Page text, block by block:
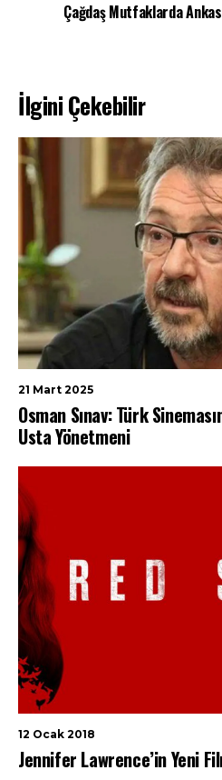
Çağdaş Mutfaklarda
İlgini Çekebilir
21 Mart 2025
Osman Sınav: Türk
Usta Yönetmeni
12 Ocak 2018
Jennifer Lawrence’in Yeni